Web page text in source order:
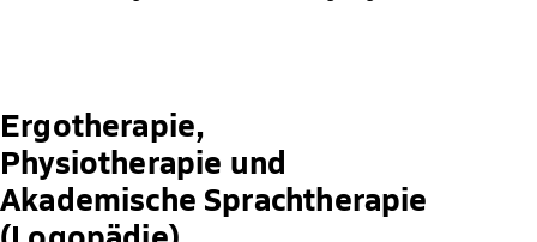
Ergotherapie,
Physiotherapie und
Akademische Sprachtherapie